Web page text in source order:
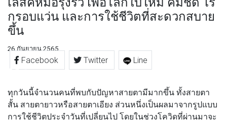
กรอบแว่น และการใช้ชีวิตที่สะดวกสบาย
ขึ้น
26 กันยายน 2565
Facebook Twitter Line
ทุกวันนี้จำนวนคนที่พบกับปัญหาสายตามีมากขึ้น ทั้งสายตา
สั้น สายตายาวหรือสายตาเอียง ส่วนหนึ่งเป็นผลมาจากรูปแบบ
การใช้ชีวิตประจำวันที่เปลี่ยนไป โดยในช่วงโควิดที่ผ่านมาจะ